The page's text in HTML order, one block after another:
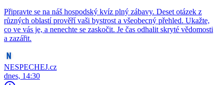
Připravte se na náš hospodský kvíz plný zábavy. Deset otázek z
různých oblastí prověří vaši bystrost a všeobecný přehled. Ukažte,
co ve vás je, a nenechte se zaskočit. Je čas odhalit skryté vědomosti
a zazářit.
NESPECHEJ.cz
dnes, 14:30